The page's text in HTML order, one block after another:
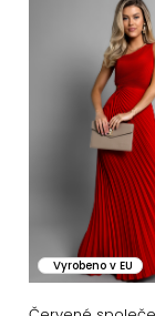
Vyrobeno v EU